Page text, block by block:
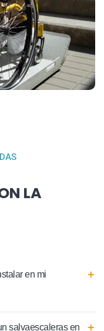
LA
en mi
salvaescaleras en